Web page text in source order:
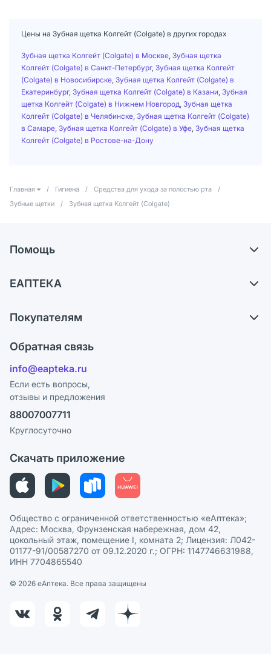
Цены на Зубная щетка Колгейт (Colgate) в других городах
Зубная щетка Колгейт (Colgate) в Москве Зубная щетка
Колгейт (Colgate) в Санкт-Петербург, Зубная щетка Колгейт
(Colgate) в Новосибирске Зубная щетка Колгейт (Colgate) в
Екатеринбург, Зубная щетка Колгейт (Colgate) в Казани Зубная
щетка Колгейт (Colgate) в Нижнем Новгород Зубная щетка
Колгейт (Colgate) в Челябинске Зубная щетка Колгейт (Colgate)
в Самаре Зубная щетка Колгейт (Colgate) в Уфе Зубная щетка
Колгейт (Colgate) в Ростове-на-Дону
Главная / Гигиена / Средства для ухода за полостью рта
/
Зубные щетки
/ Зубная щетка Колгейт (Colgate)
Помощь
Самовывоз из аптек
Ответы на вопросы
Блог
ЕАПТЕКА
Карьера
Поставщики
Лицензия
Реклама на сайте
Ваши товары на ЕАПТЕКЕ
Покупателям
Программа СберСпасибо
Политика конфиденциальности
Пользовательское соглашение
Политика рекомендаций
Этика и соответствие
Политика в отношении обработки персональных данных
Обратная связь
info@eapteka.ru
Если есть вопросы,
отзывы и предложения
88007007711
Круглосуточно
Скачать приложение
Общество с ограниченной ответственностью «еАптека»;
Адрес: Москва, Фрунзенская набережная, дом 42,
цокольный этаж, помещение I, комната 2; Лицензия: Л042-
01177-91/00587270 от 09.12.2020 г.; ОГРН: 1147746631988,
ИНН 7704865540
© 2026 eАптека. Все права защищены